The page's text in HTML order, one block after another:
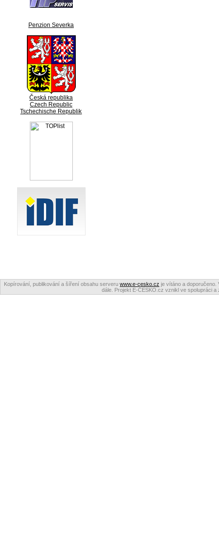
Penzion Severka
Česká republika
Czech Republic
Tschechische Republik
Kopírování, publikování a šíření obsahu serveru www.e-cesko.cz je vítáno a doporučeno.
dále. Projekt E-ČESKO.cz vznikl ve spolupráci